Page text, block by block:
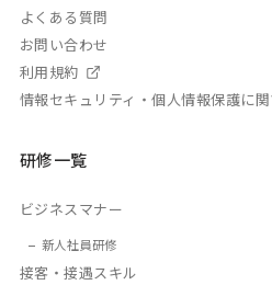
よくある質問
お問い合わせ
利用規約
情報セキュリティ・個人情報保護に
研修一覧
ビジネスマナー
新人社員研修
接客・接遇スキル